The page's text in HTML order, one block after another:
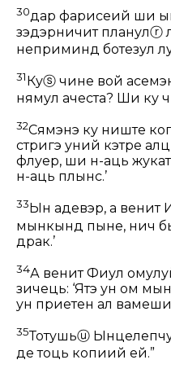
30дар фарисеий ши
зэдэрничит планулⓡ
неприминд ботезул
31Куⓢ чине вой
нямул ачеста? Ши ку
32Сямэнэ ку ниште
стригэ уний кэтре
флуер, ши н-аць
н-аць плынс.’
33 Ын адевэр, а венит
мынкынд пыне, нич
драк.’
34А венит Фиул
зичець: ‘Ятэ ун ом
ун приетен ал
35Тотушьⓤ
де тоць копиий ей.”